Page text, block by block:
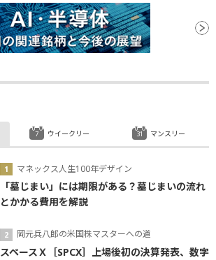
マネックス人生100年デザイン
「墓じまい」には期限がある？墓じまいの流れ
とかかる費用を解説
岡元兵八郎の米国株マスターへの道
スペースＸ［SPCX］上場後初の決算発表、数字
ウイークリー マンスリー